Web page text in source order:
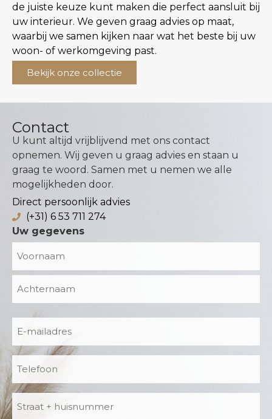
de juiste keuze kunt maken die perfect aansluit bij
uw interieur. We geven graag advies op maat,
waarbij we samen kijken naar wat het beste bij uw
woon- of werkomgeving past.
Bekijk onze collectie
Contact
U kunt altijd vrijblijvend met ons contact
opnemen. Wij geven u graag advies en staan u
graag te woord. Samen met u nemen we alle
mogelijkheden door.
Direct persoonlijk advies
(+31) 6 53 711 274
Uw gegevens
E-
mailadres
Telefoon
Adres